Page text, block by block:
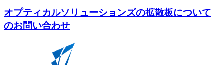
オプティカルソリューションズの拡散板について
のお問い合わせ